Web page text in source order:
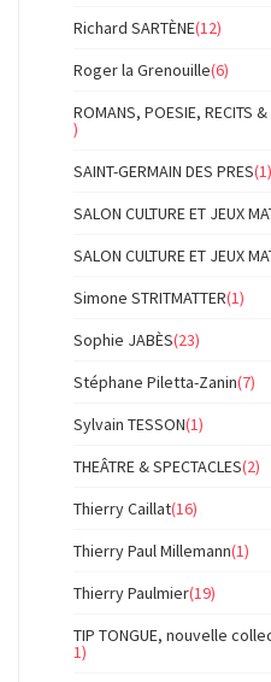
Richard SARTÈNE(12)
Roger la Grenouille(6)
ROMANS, POESIE, RECITS
)
SAINT-GERMAIN DES PRES(1)
SALON CULTURE ET JEUX
SALON CULTURE ET JEUX
Simone STRITMATTER(1)
Sophie JABÈS(23)
Stéphane Piletta-Zanin(7)
Sylvain TESSON(1)
THEÂTRE & SPECTACLES(2)
Thierry Caillat(16)
Thierry Paul Millemann(1)
Thierry Paulmier(19)
TIP TONGUE, nouvelle
1)